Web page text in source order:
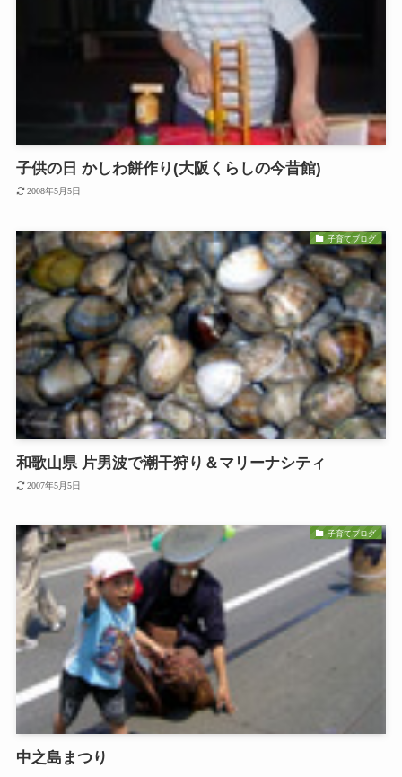
子供の日 かしわ餅作り(大阪くらしの今昔館)
2008年5月5日
子育てブログ
和歌山県 片男波で潮干狩り＆マリーナシティ
2007年5月5日
子育てブログ
中之島まつり